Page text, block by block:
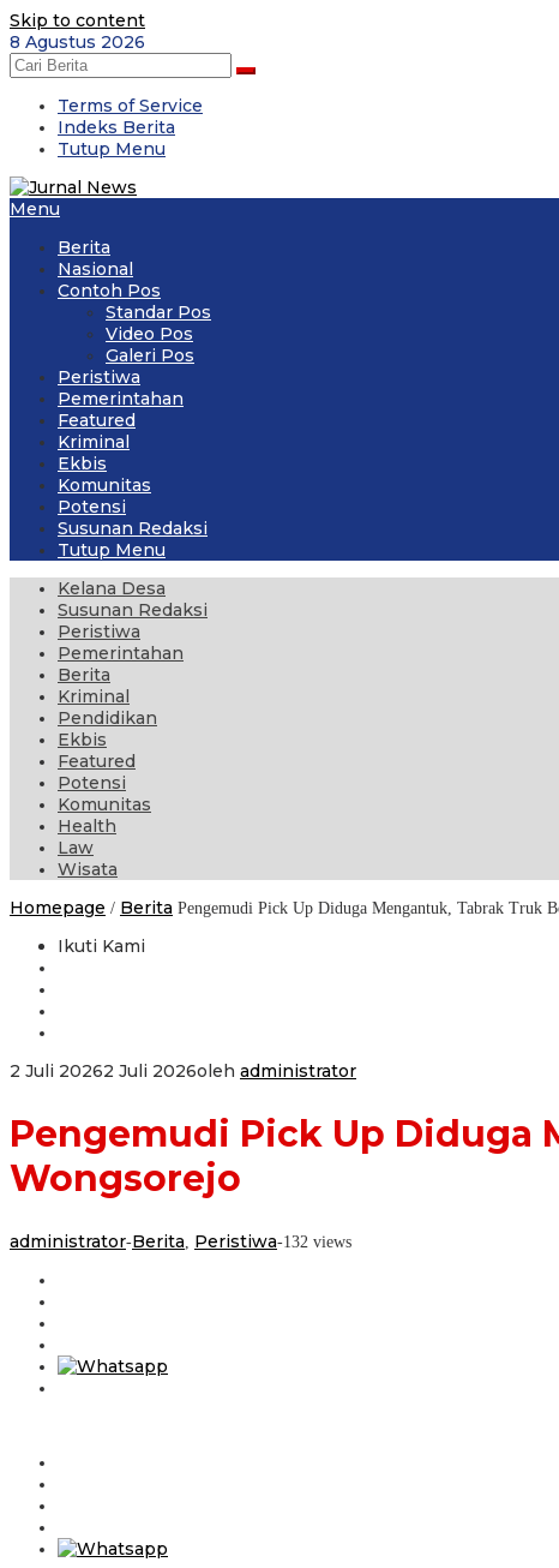
Skip to content
8 Agustus 2026
Terms of Service
Indeks Berita
Tutup Menu
Menu
Berita
Nasional
Contoh Pos
Standar Pos
Video Pos
Galeri Pos
Peristiwa
Pemerintahan
Featured
Kriminal
Ekbis
Komunitas
Potensi
Susunan Redaksi
Tutup Menu
Kelana Desa
Susunan Redaksi
Peristiwa
Pemerintahan
Berita
Kriminal
Pendidikan
Ekbis
Featured
Potensi
Komunitas
Health
Law
Wisata
Homepage / Berita Pengemudi Pick Up Diduga Mengantuk, Tabrak Truk
Ikuti Kami
2 Juli 20262 Juli 2026oleh administrator
Pengemudi Pick Up Diduga
Wongsorejo
administrator-Berita Peristiwa-132 views